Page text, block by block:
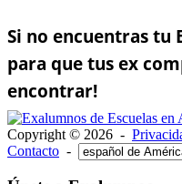
Si no encuentras tu
para que tus ex
encontrar!
Copyright © 2026 -
Contacto -